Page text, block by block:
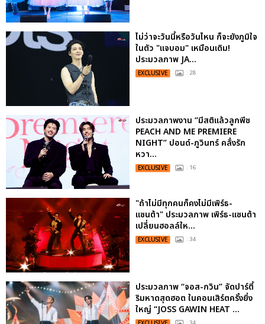
ไม่ว่าจะวันนี้หรือวันไหน ก็จะยังภูมิใจ
ในตัว "แจบอม" เหมือนเดิม!
ประมวลภาพ JA...
EXCLUSIVE : 28
ประมวลภาพงาน “มีสติแล้วลูกพีช
PEACH AND ME PREMIERE
NIGHT” ปอนด์-ภูวินทร์ คลั่งรัก
หวา...
EXCLUSIVE : 16
"ถ้าไม่มีทุกคนก็คงไม่มีเพิร์ธ-
แซนต้า" ประมวลภาพ เพิร์ธ-แซนต้า
เปลี่ยนฮอลล์ให...
EXCLUSIVE : 34
ประมวลภาพ “จอส-กวิน” จัดปาร์ตี้
ริมหาดสุดฮอต ในคอนเสิร์ตครั้งยิ่ง
ใหญ่ “JOSS GAWIN HEAT ...